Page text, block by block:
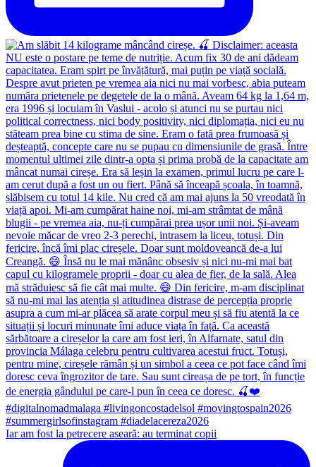
Iar am fost la petrecere aseară: au terminat copii